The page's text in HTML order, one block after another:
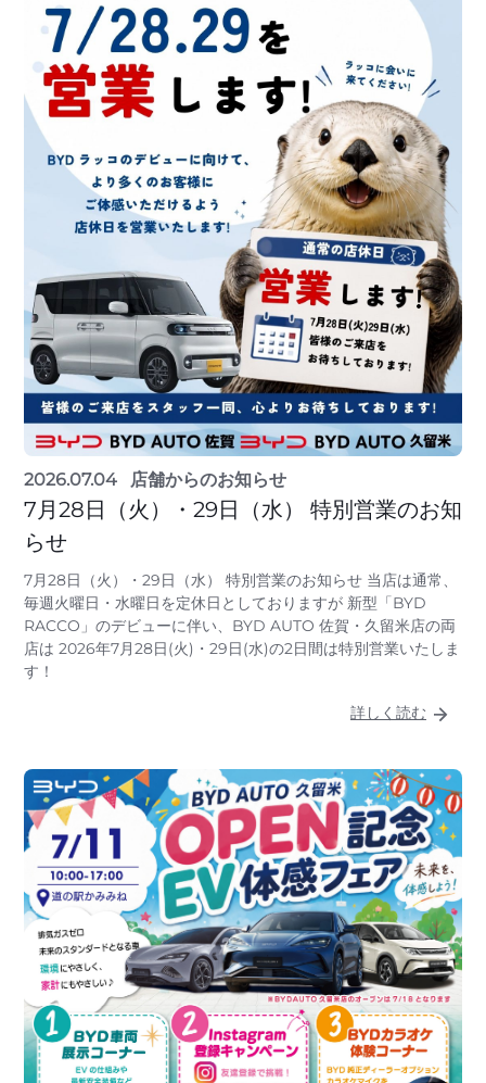
2026.07.04 店舗からのお知らせ
7月28日（火）・29日（水） 特別営業のお知
らせ
7月28日（火）・29日（水） 特別営業のお知らせ 当店は通常、
毎週火曜日・水曜日を定休日としておりますが 新型「BYD
RACCO」のデビューに伴い、BYD AUTO 佐賀・久留米店の両
店は 2026年7月28日(火)・29日(水)の2日間は特別営業いたしま
す！
詳しく読む